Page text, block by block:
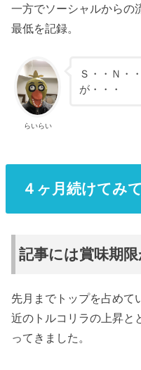
一方でソーシャルからの
最低を記録。
らいらい
Ｓ・・Ｎ・
が・・・
４ヶ月続けてみて
記事には賞味期
先月までトップを占めて
近のトルコリラの上昇と
ってきました。